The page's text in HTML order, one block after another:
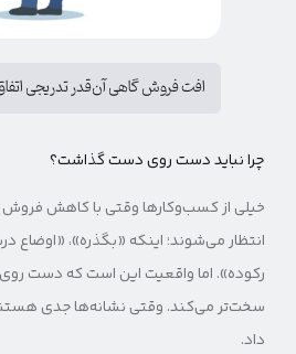
افت فروش گاهی آن‌قدر تدریجی
چرا نباید دست روی دست گذاشت؟
خیلی از کسب‌وکارها وقتی با کاهش فروش
انتظار می‌شوند؛ اینکه «بگذره»، «اوضاع
رکوده». اما واقعیت این است که دست روی
سخت‌تر می‌کند. وقتی نشانه‌ها جدی
داد.